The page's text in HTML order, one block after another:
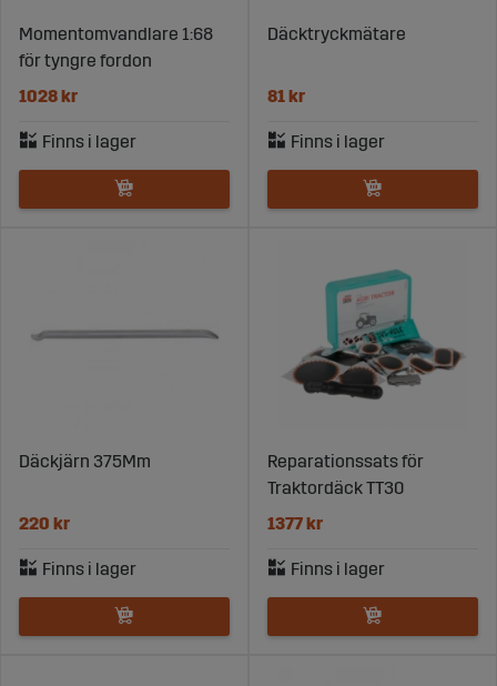
Momentomvandlare 1:68
för tyngre fordon
1028 kr
Däcktryckmätare
81 kr
Däckjärn 375Mm
220 kr
Reparationssats för
Traktordäck TT30
1377 kr